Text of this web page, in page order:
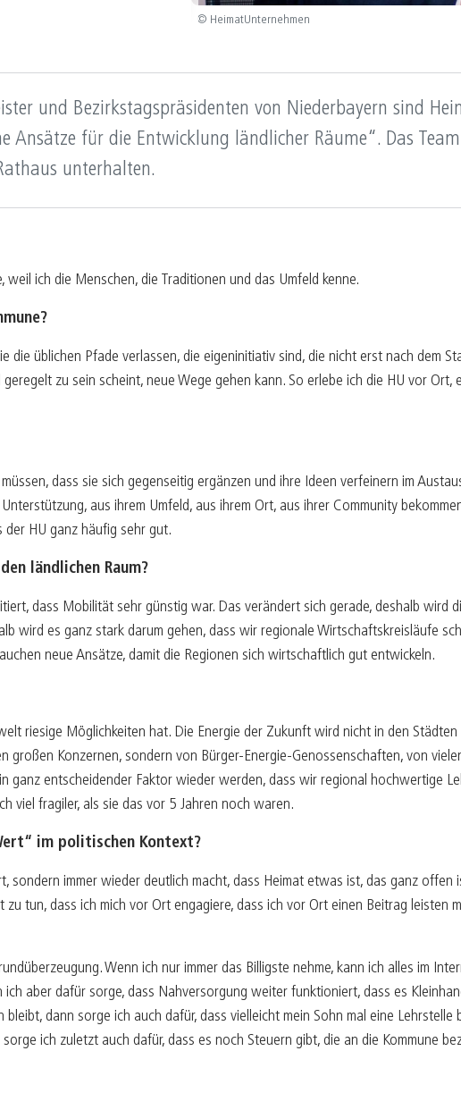
© HeimatUnternehmen
und Bezirkstagspräsidenten von Niederbayern sind
Ansätze für die Entwicklung ländlicher Räume“. Das
unterhalten.
ich die Menschen, die Traditionen und das Umfeld kenne.
üblichen Pfade verlassen, die eigeninitiativ sind, die nicht erst nach dem
zu sein scheint, neue Wege gehen kann. So erlebe ich die HU vor
dass sie sich gegenseitig ergänzen und ihre Ideen verfeinern im
aus ihrem Umfeld, aus ihrem Ort, aus ihrer Community
der HU ganz häufig sehr gut.
ländlichen Raum?
dass Mobilität sehr günstig war. Das verändert sich gerade, deshalb wird
wird es ganz stark darum gehen, dass wir regionale Wirtschaftskreisläufe
neue Ansätze, damit die Regionen sich wirtschaftlich gut entwickeln.
riesige Möglichkeiten hat. Die Energie der Zukunft wird nicht in den
großen Konzernen, sondern von Bürger-Energie-Genossenschaften, von
ganz entscheidender Faktor wieder werden, dass wir regional hochwertige
viel fragiler, als sie das vor 5 Jahren noch waren.
im politischen Kontext?
sondern immer wieder deutlich macht, dass Heimat etwas ist, das ganz
zu tun, dass ich mich vor Ort engagiere, dass ich vor Ort einen Beitrag leisten
Wenn ich nur immer das Billigste nehme, kann ich alles im
aber dafür sorge, dass Nahversorgung weiter funktioniert, dass es
dann sorge ich auch dafür, dass vielleicht mein Sohn mal eine
ich zuletzt auch dafür, dass es noch Steuern gibt, die an die Kommune